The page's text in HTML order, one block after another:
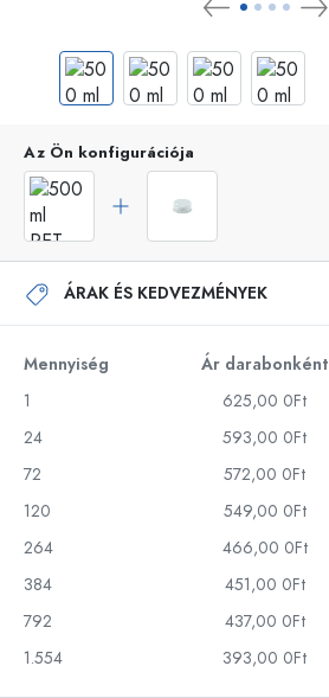
Az Ön konfigurációja
ÁRAK ÉS KEDVEZMÉNYEK
Mennyiség Ár darabonként
1
625,00 0Ft
24
593,00 0Ft
72
572,00 0Ft
120
549,00 0Ft
264
466,00 0Ft
384
451,00 0Ft
792
437,00 0Ft
1.554
393,00 0Ft